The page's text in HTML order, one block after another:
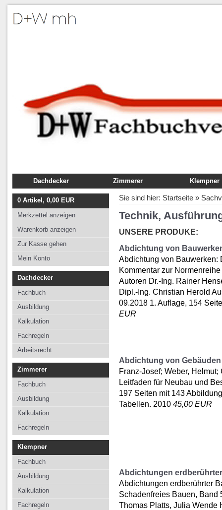
Dachdecker
Fachbuch
Ausbildung
Kalkulation
Fachregeln
Arbeitsrecht
Zimmerer
Fachbuch
Ausbildung
Klempner
Fachbuch
Ausbildung
0 Artikel, 0,00 EUR
Merkzettel anzeigen
Warenkorb anzeigen
Zur Kasse gehen
Mein Konto
Dachdecker
Fachbuch
Ausbildung
Kalkulation
Fachregeln
Arbeitsrecht
Zimmerer
Fachbuch
Ausbildung
Kalkulation
Fachregeln
Klempner
Fachbuch
Ausbildung
Kalkulation
Fachregeln
Sie sind hier: Startseite »
Technik,
UNSERE PRODUKE:
Abdichtung von
Abdichtung von Bauwerken:
Kommentar zur
Autoren Dr.-Ing. Rainer
Dipl.-Ing. Christian Herold
09.2018 1. Auflage, 154
EUR
Abdichtung von Gebäuden
Franz-Josef; Weber, Helmut;
Leitfaden für Neubau und
197 Seiten mit 143
Tabellen. 2010 45,00 EUR
Abdichtungen
Abdichtungen erdberührter
Schadenfreies Bauen, Band
Thomas Platts, Julia Wende